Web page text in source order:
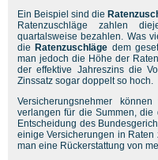
Ein Beispiel sind die
Ratenzuschläge zahlen
quartalsweise bezahlen. Was
die Ratenzuschläge dem
man jedoch die Höhe der
der effektive Jahreszins die
Zinssatz sogar doppelt so hoch.
Versicherungsnehmer
verlangen für die Summen, die
Entscheidung des
einige Versicherungen in Raten
man eine Rückerstattung von